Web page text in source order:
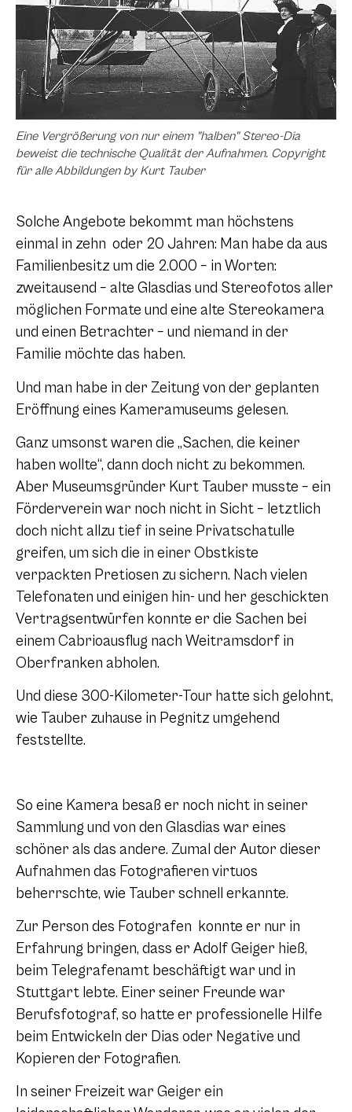
Eine Vergrößerung von nur einem "halben" Stereo-Dia
beweist die technische Qualität der Aufnahmen. Copyright
für alle Abbildungen by Kurt Tauber
Solche Angebote bekommt man höchstens
einmal in zehn oder 20 Jahren: Man habe da aus
Familienbesitz um die 2.000 – in Worten:
zweitausend – alte Glasdias und Stereofotos aller
möglichen Formate und eine alte Stereokamera
und einen Betrachter – und niemand in der
Familie möchte das haben.
Und man habe in der Zeitung von der geplanten
Eröffnung eines Kameramuseums gelesen.
Ganz umsonst waren die „Sachen, die keiner
haben wollte“, dann doch nicht zu bekommen.
Aber Museumsgründer Kurt Tauber musste – ein
Förderverein war noch nicht in Sicht – letztlich
doch nicht allzu tief in seine Privatschatulle
greifen, um sich die in einer Obstkiste
verpackten Pretiosen zu sichern. Nach vielen
Telefonaten und einigen hin- und her geschickten
Vertragsentwürfen konnte er die Sachen bei
einem Cabrioausflug nach Weitramsdorf in
Oberfranken abholen.
Und diese 300-Kilometer-Tour hatte sich gelohnt,
wie Tauber zuhause in Pegnitz umgehend
feststellte.
So eine Kamera besaß er noch nicht in seiner
Sammlung und von den Glasdias war eines
schöner als das andere. Zumal der Autor dieser
Aufnahmen das Fotografieren virtuos
beherrschte, wie Tauber schnell erkannte.
Zur Person des Fotografen konnte er nur in
Erfahrung bringen, dass er Adolf Geiger hieß,
beim Telegrafenamt beschäftigt war und in
Stuttgart lebte. Einer seiner Freunde war
Berufsfotograf, so hatte er professionelle Hilfe
beim Entwickeln der Dias oder Negative und
Kopieren der Fotografien.
In seiner Freizeit war Geiger ein